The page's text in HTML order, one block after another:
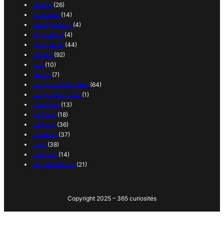
cuisine (26)
économie (14)
enseignement (4)
étymologie (4)
géographie (44)
histoire (92)
jeux (10)
justice (7)
Langue et littérature (64)
Langue française (1)
médecine (13)
politique (18)
religions (36)
sciences (37)
sport (38)
transport (14)
vie quotidienne (21)
Copyright 2025 – 365 curiosités